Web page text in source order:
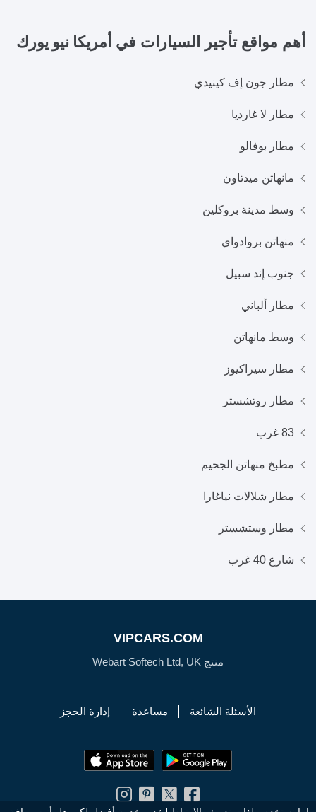
أهم مواقع تأجير السيارات في أمريكا نيو يورك
مطار جون إف كينيدي
مطار لا غارديا
مطار بوفالو
مانهاتن ميدتاون
وسط مدينة بروكلين
منهاتن بروادواي
جنوب إند سبيل
مطار ألباني
وسط مانهاتن
مطار سيراكيوز
مطار روتشستر
83 غرب
مطبخ منهاتن الجحيم
مطار شلالات نياغارا
مطار وستشستر
شارع 40 غرب
VIPCARS.COM
منتج Webart Softech Ltd, UK
الأسئلة الشائعة مساعدة إدارة الحجز